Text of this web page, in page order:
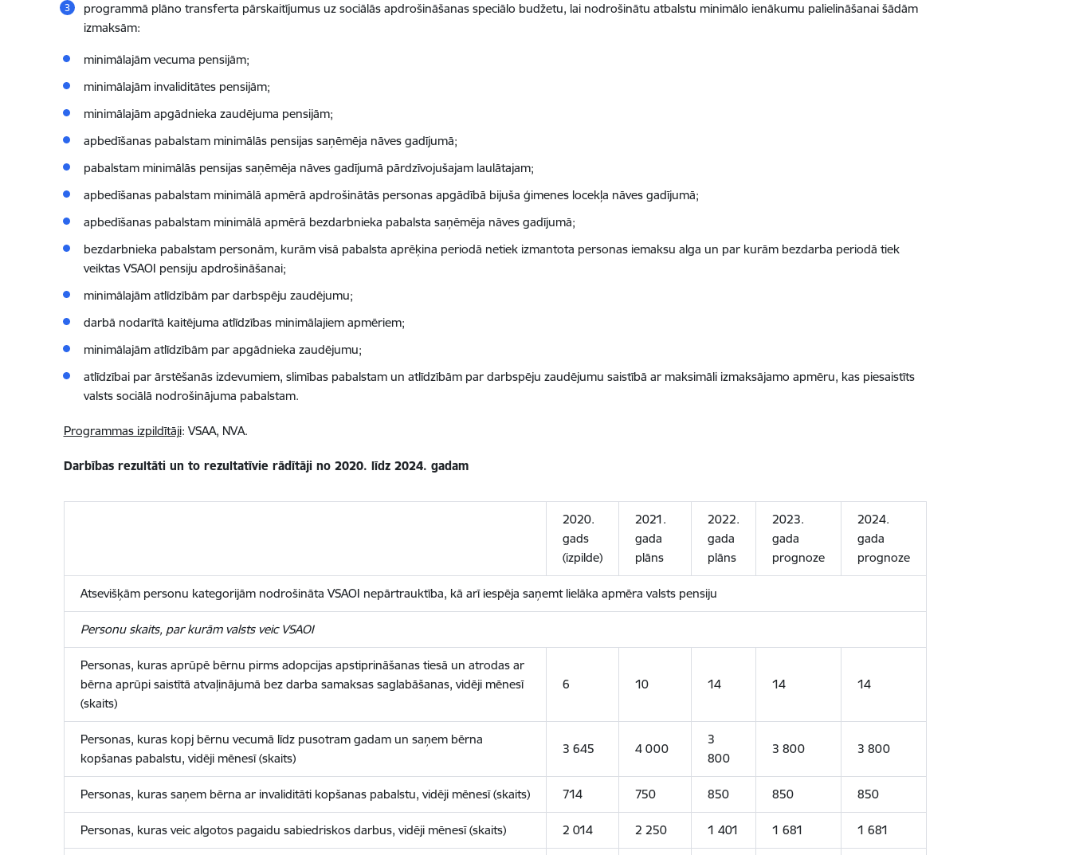
programmā plāno transferta pārskaitījumus uz sociālās apdrošināšanas speciālo budžetu, lai nodrošinātu atbalstu minimālo ienākumu palielināšanai šādām
izmaksām:
minimālajām vecuma pensijām;
minimālajām invaliditātes pensijām;
minimālajām apgādnieka zaudējuma pensijām;
apbedīšanas pabalstam minimālās pensijas saņēmēja nāves gadījumā;
pabalstam minimālās pensijas saņēmēja nāves gadījumā pārdzīvojušajam laulātajam;
apbedīšanas pabalstam minimālā apmērā apdrošinātās personas apgādībā bijuša ģimenes locekļa nāves gadījumā;
apbedīšanas pabalstam minimālā apmērā bezdarbnieka pabalsta saņēmēja nāves gadījumā;
bezdarbnieka pabalstam personām, kurām visā pabalsta aprēķina periodā netiek izmantota personas iemaksu alga un par kurām bezdarba periodā tiek
veiktas VSAOI pensiju apdrošināšanai;
minimālajām atlīdzībām par darbspēju zaudējumu;
darbā nodarītā kaitējuma atlīdzības minimālajiem apmēriem;
minimālajām atlīdzībām par apgādnieka zaudējumu;
atlīdzībai par ārstēšanās izdevumiem, slimības pabalstam un atlīdzībām par darbspēju zaudējumu saistībā ar maksimāli izmaksājamo apmēru, kas piesaistīts
valsts sociālā nodrošinājuma pabalstam.
Programmas izpildītāji: VSAA, NVA.
Darbības rezultāti un to rezultatīvie rādītāji no 2020. līdz 2024. gadam
2020.
gads
(izpilde)
2021.
gada
plāns
2022.
gada
plāns
2023.
gada
prognoze
2024.
gada
prognoze
Atsevišķām personu kategorijām nodrošināta VSAOI nepārtrauktība, kā arī iespēja saņemt lielāka apmēra valsts pensiju
Personu skaits, par kurām valsts veic VSAOI
Personas, kuras aprūpē bērnu pirms adopcijas apstiprināšanas tiesā un atrodas ar
bērna aprūpi saistītā atvaļinājumā bez darba samaksas saglabāšanas, vidēji mēnesī
(skaits)
6 10 14 14 14
Personas, kuras kopj bērnu vecumā līdz pusotram gadam un saņem bērna
kopšanas pabalstu, vidēji mēnesī (skaits)
3 645 4 000
3
800
3 800 3 800
Personas, kuras saņem bērna ar invaliditāti kopšanas pabalstu, vidēji mēnesī (skaits) 714 750 850 850 850
Personas, kuras veic algotos pagaidu sabiedriskos darbus, vidēji mēnesī (skaits) 2 014 2 250 1 401 1 681 1 681